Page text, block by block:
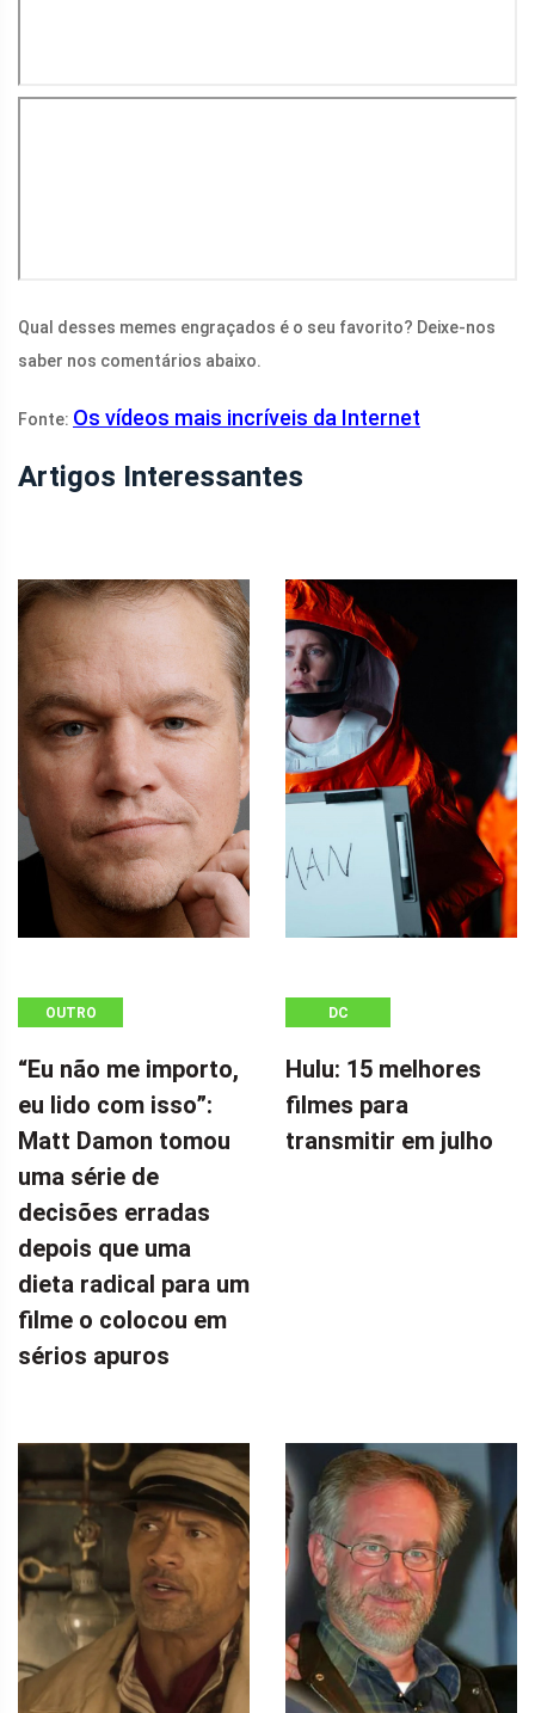
Qual desses memes engraçados é o seu favorito? Deixe-nos
saber nos comentários abaixo.
Fonte: Os vídeos mais incríveis da Internet
Artigos Interessantes
OUTRO
“Eu não me importo,
eu lido com isso”:
Matt Damon tomou
uma série de
decisões erradas
depois que uma
dieta radical para um
filme o colocou em
sérios apuros
DC
Hulu: 15 melhores
filmes para
transmitir em julho